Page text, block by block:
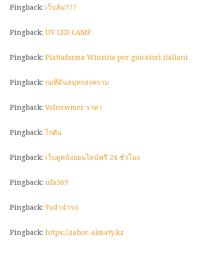
Pingback: เว็บส้ม777
Pingback: UV LED LAMP
Pingback: Piattaforma Winnita per giocatori italiani
Pingback: ถมที่ดินสมุทรสงคราม
Pingback: Volnewmer ราคา
Pingback:ไก่ตัน
Pingback: เว็บดูหนังออนไลน์ฟรี 24 ชั่วโมง
Pingback: ufa569
Pingback: รับจำนำรถ
Pingback: https://zabor-almaty.kz